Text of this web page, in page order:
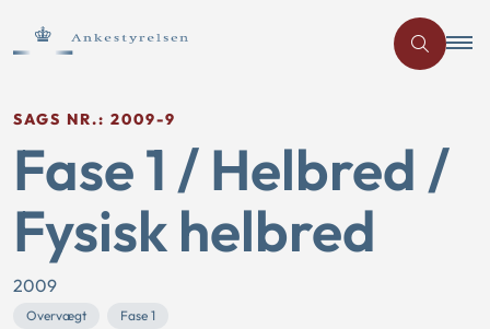
SAGS NR.: 2009-9
Fase 1 / Helbred /
Fysisk helbred
2009
Overvægt Fase 1